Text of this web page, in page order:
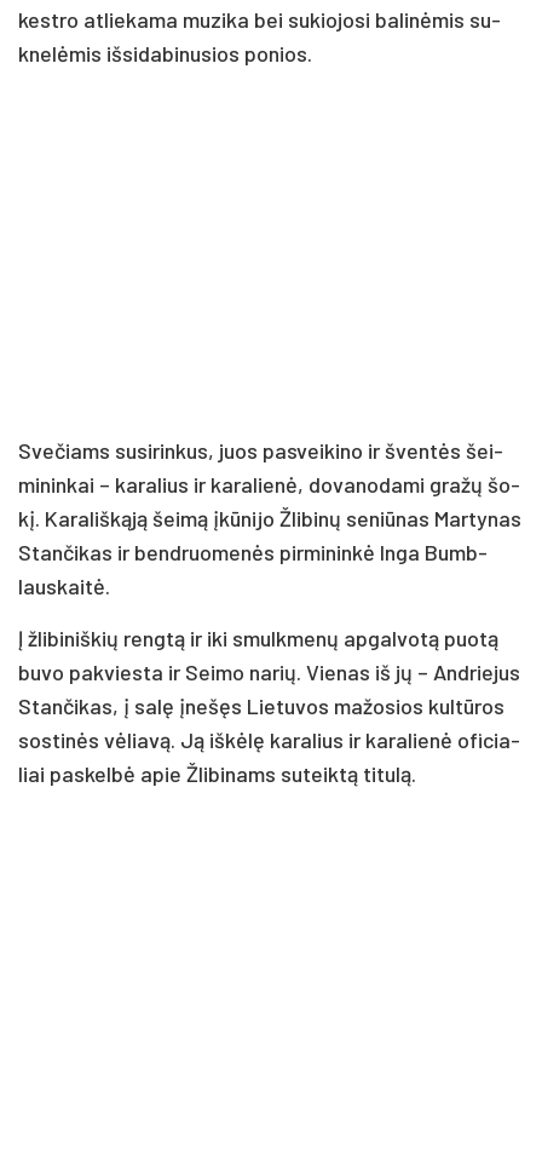
kest­ro at­lie­ka­ma mu­zi­ka bei su­kio­jo­si ba­li­nė­mis su­
kne­lė­mis iš­si­da­bi­nu­sios po­nios.
Sve­čiams su­si­rin­kus, juos pa­svei­ki­no ir šven­tės šei­
mi­nin­kai – ka­ra­lius ir ka­ra­lie­nė, do­va­no­da­mi gra­žų šo­
kį. Ka­ra­liš­ką­ją šei­mą įkū­ni­jo Žli­bi­nų se­niū­nas Mar­ty­nas
Stan­či­kas ir bend­ruo­me­nės pir­mi­nin­kė In­ga Bumb­
laus­kai­tė.
Į žli­bi­niš­kių reng­tą ir iki smulk­me­nų ap­gal­vo­tą puo­tą
bu­vo pa­kvies­ta ir Sei­mo na­rių. Vie­nas iš jų – And­rie­jus
Stan­či­kas, į sa­lę įne­šęs Lie­tu­vos ma­žo­sios kul­tū­ros
sos­ti­nės vė­lia­vą. Ją iš­kė­lę ka­ra­lius ir ka­ra­lie­nė ofi­cia­
liai pa­skel­bė apie Žli­bi­nams su­teik­tą ti­tu­lą.